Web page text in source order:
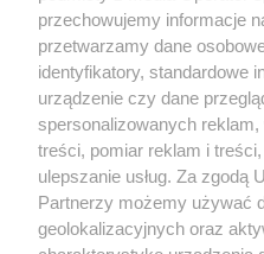
Wróć do
0
przechowujemy informacje
przetwarzamy dane
identyfikatory, standardowe
urządzenie czy dane
spersonalizowanych
treści, pomiar reklam i
ulepszanie usług. Za zgodą
Partnerzy możemy używać
geolokalizacyjnych oraz